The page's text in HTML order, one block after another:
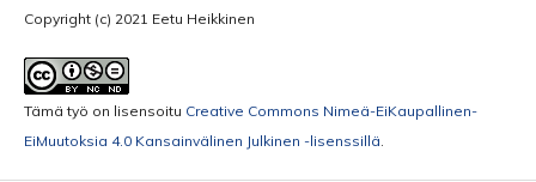
Copyright (c) 2021 Eetu Heikkinen
Tämä työ on lisensoitu Creative Commons Nimeä-EiKaupallinen-
EiMuutoksia 4.0 Kansainvälinen Julkinen -lisenssillä.